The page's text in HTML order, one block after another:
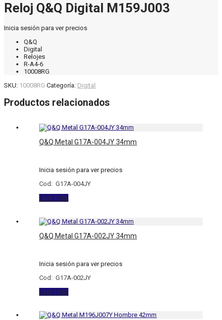
Reloj Q&Q Digital M159J003
Inicia sesión para ver precios
Q&Q
Digital
Relojes
R-A4-6
10008RG
SKU: 10008RG Categoría: Digital
Productos relacionados
Q&Q Metal G17A-004JY 34mm
Inicia sesión para ver precios
Cod: G17A-004JY
Leer más
Q&Q Metal G17A-002JY 34mm
Inicia sesión para ver precios
Cod: G17A-002JY
Leer más